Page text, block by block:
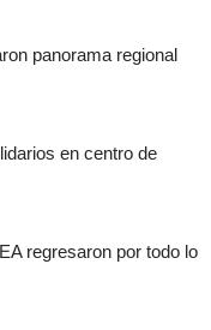
panorama regional
en centro de
regresaron por todo lo